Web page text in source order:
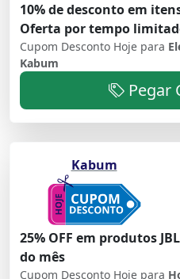
10% de desconto em
Oferta por tempo
Cupom Desconto Hoje para
Kabum
Pegar
Kabum
25% OFF em produtos
do mês
Cupom Desconto Hoje para